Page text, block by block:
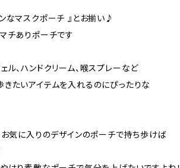
なマスクポーチ 』とお揃い♪
チありポーチです
ル、ハンドクリーム、喉スプレーなど
たいアイテムを入れるのにぴったりな
お気に入りのデザインのポーチで持ち歩けば